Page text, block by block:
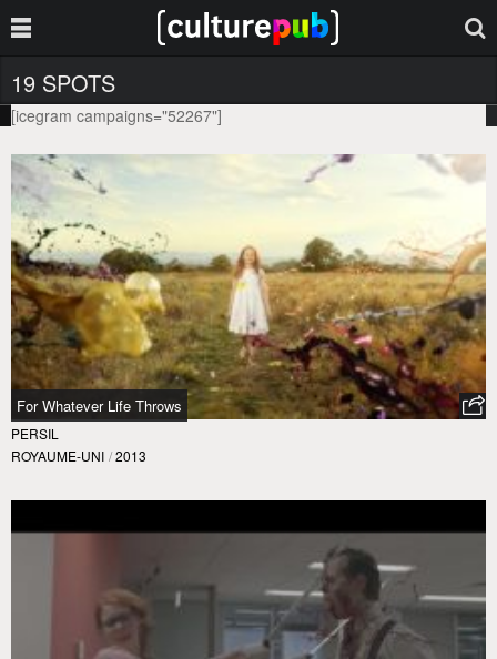
19 SPOTS
[icegram campaigns="52267"]
For Whatever Life Throws
PERSIL
ROYAUME-UNI / 2013